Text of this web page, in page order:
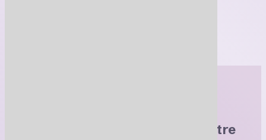
et obtenez 10 $ de rabais sur votre